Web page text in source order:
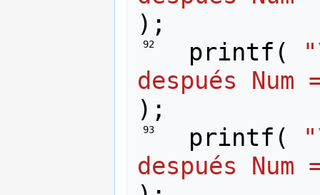
);
92 printf ( "
después Num
);
93 printf ( "
después Num